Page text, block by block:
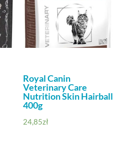
Royal Canin
Veterinary Care
Nutrition Skin Hairball
400g
24,85zł